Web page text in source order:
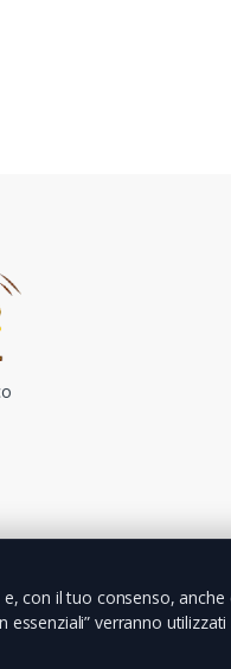
con il tuo consenso,
essenziali” verranno